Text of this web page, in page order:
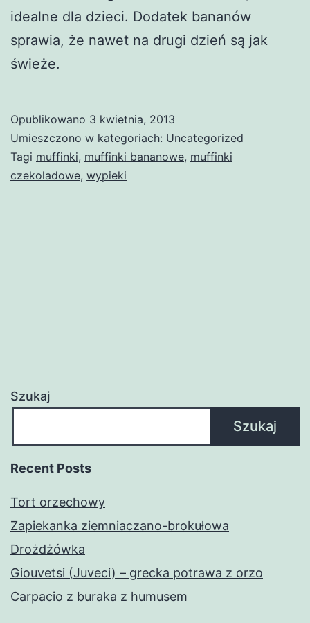
idealne dla dzieci. Dodatek bananów
sprawia, że nawet na drugi dzień są jak
świeże.
Opublikowano 3 kwietnia, 2013
Umieszczono w kategoriach: Uncategorized
Tagi muffinki, muffinki bananowe, muffinki
czekoladowe, wypieki
Szukaj
Szukaj
Recent Posts
Tort orzechowy
Zapiekanka ziemniaczano-brokułowa
Drożdżówka
Giouvetsi (Juveci) – grecka potrawa z orzo
Carpacio z buraka z humusem